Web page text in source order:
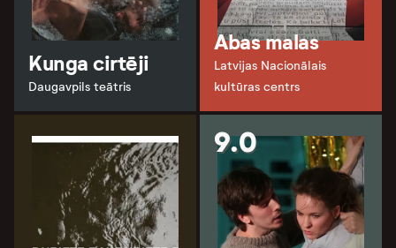
Kunga cirtēji
Daugavpils teātris
Abas malas
Latvijas Nacionālais
kultūras centrs
9.0